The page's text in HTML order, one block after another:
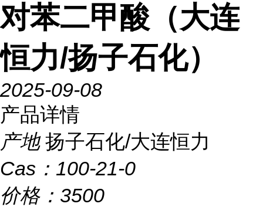
对苯二甲酸（大连
恒力/扬子石化）
2025-09-08
产品详情
产地 扬子石化/大连恒力
Cas： 100-21-0
价格： 3500